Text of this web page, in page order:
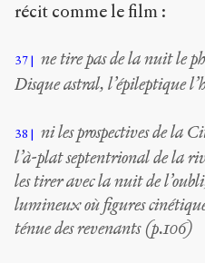
récit comme le film :
37
ne tire pas de la nuit le
Disque astral, l’épileptique
38
ni les prospectives de la
l’à-plat septentrional de la
les tirer avec la nuit de
lumineux où figures
ténue des revenants (p.106)